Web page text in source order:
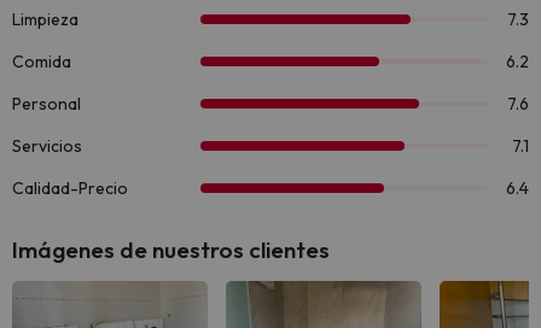
Imágenes de nuestros clientes